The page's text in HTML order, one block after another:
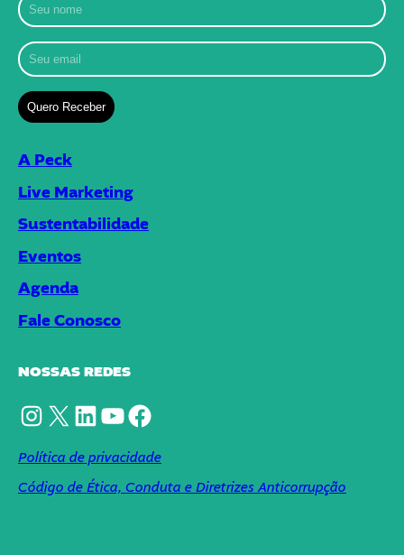
A Peck
Live Marketing
Sustentabilidade
Eventos
Agenda
Fale Conosco
NOSSAS REDES
Instagram X LinkedIn YouTube Facebook
Política de privacidade
Código de Ética, Conduta e Diretrizes Anticorrupção